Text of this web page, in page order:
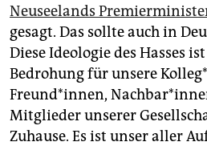
Neuseelands
gesagt. Das sollte auch in
Diese Ideologie des Hasses
Bedrohung für unsere
Freund*innen,
Mitglieder unserer
Zuhause. Es ist unser aller